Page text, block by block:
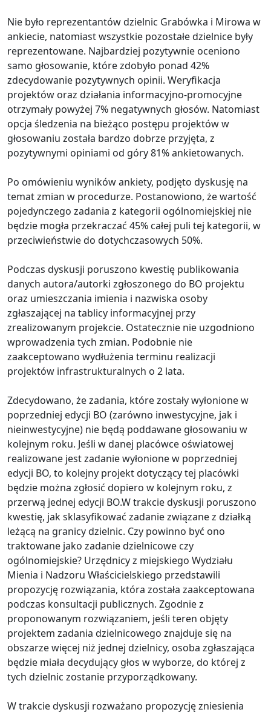
Nie było reprezentantów dzielnic Grabówka i Mirowa w
ankiecie, natomiast wszystkie pozostałe dzielnice były
reprezentowane. Najbardziej pozytywnie oceniono
samo głosowanie, które zdobyło ponad 42%
zdecydowanie pozytywnych opinii. Weryfikacja
projektów oraz działania informacyjno-promocyjne
otrzymały powyżej 7% negatywnych głosów. Natomiast
opcja śledzenia na bieżąco postępu projektów w
głosowaniu została bardzo dobrze przyjęta, z
pozytywnymi opiniami od góry 81% ankietowanych.
Po omówieniu wyników ankiety, podjęto dyskusję na
temat zmian w procedurze. Postanowiono, że wartość
pojedynczego zadania z kategorii ogólnomiejskiej nie
będzie mogła przekraczać 45% całej puli tej kategorii, w
przeciwieństwie do dotychczasowych 50%.
Podczas dyskusji poruszono kwestię publikowania
danych autora/autorki zgłoszonego do BO projektu
oraz umieszczania imienia i nazwiska osoby
zgłaszającej na tablicy informacyjnej przy
zrealizowanym projekcie. Ostatecznie nie uzgodniono
wprowadzenia tych zmian. Podobnie nie
zaakceptowano wydłużenia terminu realizacji
projektów infrastrukturalnych o 2 lata.
Zdecydowano, że zadania, które zostały wyłonione w
poprzedniej edycji BO (zarówno inwestycyjne, jak i
nieinwestycyjne) nie będą poddawane głosowaniu w
kolejnym roku. Jeśli w danej placówce oświatowej
realizowane jest zadanie wyłonione w poprzedniej
edycji BO, to kolejny projekt dotyczący tej placówki
będzie można zgłosić dopiero w kolejnym roku, z
przerwą jednej edycji BO.W trakcie dyskusji poruszono
kwestię, jak sklasyfikować zadanie związane z działką
leżącą na granicy dzielnic. Czy powinno być ono
traktowane jako zadanie dzielnicowe czy
ogólnomiejskie? Urzędnicy z miejskiego Wydziału
Mienia i Nadzoru Właścicielskiego przedstawili
propozycję rozwiązania, która została zaakceptowana
podczas konsultacji publicznych. Zgodnie z
proponowanym rozwiązaniem, jeśli teren objęty
projektem zadania dzielnicowego znajduje się na
obszarze więcej niż jednej dzielnicy, osoba zgłaszająca
będzie miała decydujący głos w wyborze, do której z
tych dzielnic zostanie przyporządkowany.
W trakcie dyskusji rozważano propozycję zniesienia